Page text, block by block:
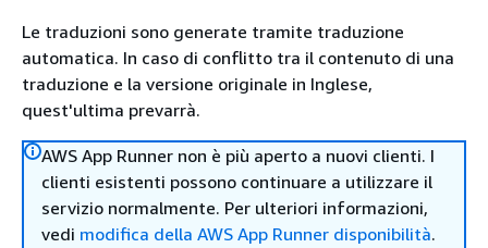
Le traduzioni sono generate tramite traduzione
automatica. In caso di conflitto tra il contenuto di una
traduzione e la versione originale in Inglese,
quest'ultima prevarrà.
AWS App Runner non è più aperto a nuovi clienti. I
clienti esistenti possono continuare a utilizzare il
servizio normalmente. Per ulteriori informazioni,
vedi modifica della AWS App Runner disponibilità.